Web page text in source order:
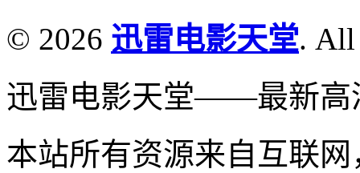
© 2026 迅雷电影天堂. All
迅雷电影天堂——最新高
本站所有资源来自互联